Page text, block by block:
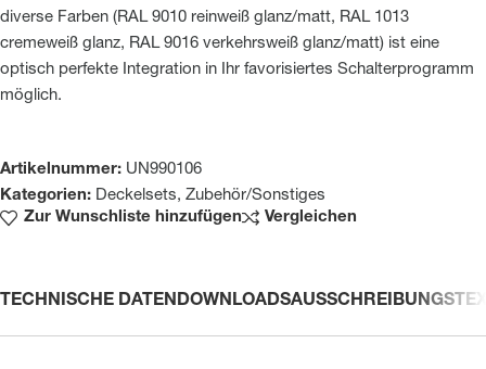
diverse Farben (RAL 9010 reinweiß glanz/matt, RAL 1013
cremeweiß glanz, RAL 9016 verkehrsweiß glanz/matt) ist eine
optisch perfekte Integration in Ihr favorisiertes Schalterprogramm
möglich.
Artikelnummer: UN990106
Kategorien: Deckelsets, Zubehör/Sonstiges
Zur Wunschliste hinzufügen
Vergleichen
TECHNISCHE DATENDOWNLOADS